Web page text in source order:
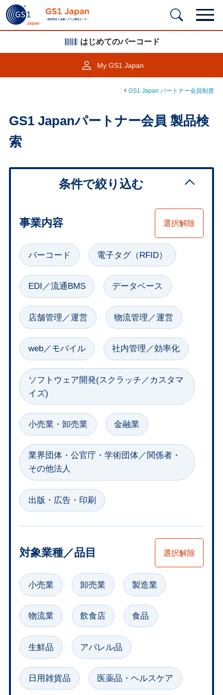
はじめてのバーコード
My GS1 Japan
GS1 Japan パートナー会員制度
GS1 Japanパートナー会員 製品検
索
条件で絞り込む
事業内容 選択解除
事業内容選択
バーコード 電子タグ（RFID）
EDI／流通BMS データベース
店舗管理／運営 物流管理／運営
web／モバイル 社内管理／効率化
ソフトウェア開発(スクラッチ／カスタマ
イズ)
小売業・卸売業 金融業
業界団体・公官庁・学術団体／関係者・
その他法人
出版・広告・印刷
対象業種／品目 選択解除
対象業種／品目選択
小売業 卸売業 製造業
物流業 飲食店 食品
生鮮品 アパレル品
日用雑貨品 医薬品・ヘルスケア